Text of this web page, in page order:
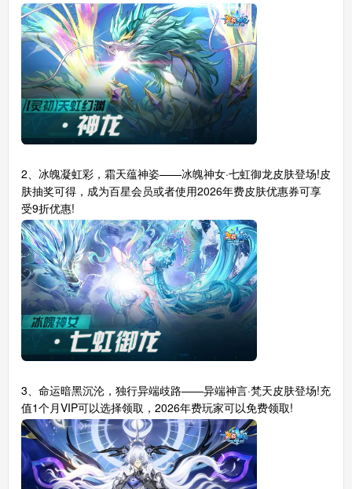
2、冰魄凝虹彩，霜天蕴神姿——冰魄神女·七虹御龙皮肤登场!皮
肤抽奖可得，成为百星会员或者使用2026年费皮肤优惠券可享
受9折优惠!
3、命运暗黑沉沦，独行异端歧路——异端神言·梵天皮肤登场!充
值1个月VIP可以选择领取，2026年费玩家可以免费领取!